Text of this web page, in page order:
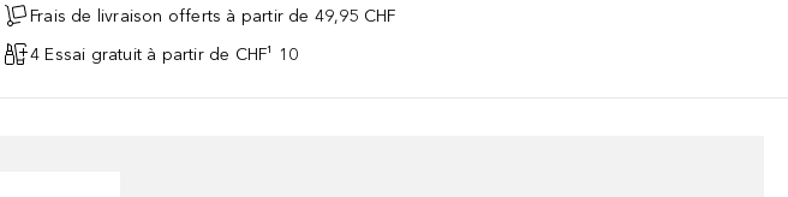
Frais de livraison offerts à partir de 49,95 CHF
4 Essai gratuit à partir de CHF¹ 10